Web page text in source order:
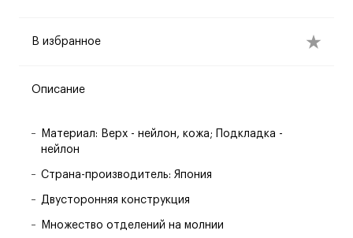
В избранное
Описание
Материал: Верх - нейлон, кожа; Подкладка -
нейлон
Страна-производитель: Япония
Двусторонняя конструкция
Множество отделений на молнии